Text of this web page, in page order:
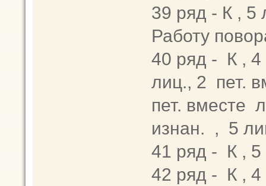
39 ряд - К ,
Работу
40 ряд - К , 4
лиц., 2 пет.
пет. вместе
изнан. , 5
41 ряд - К ,
42 ряд - К , 4